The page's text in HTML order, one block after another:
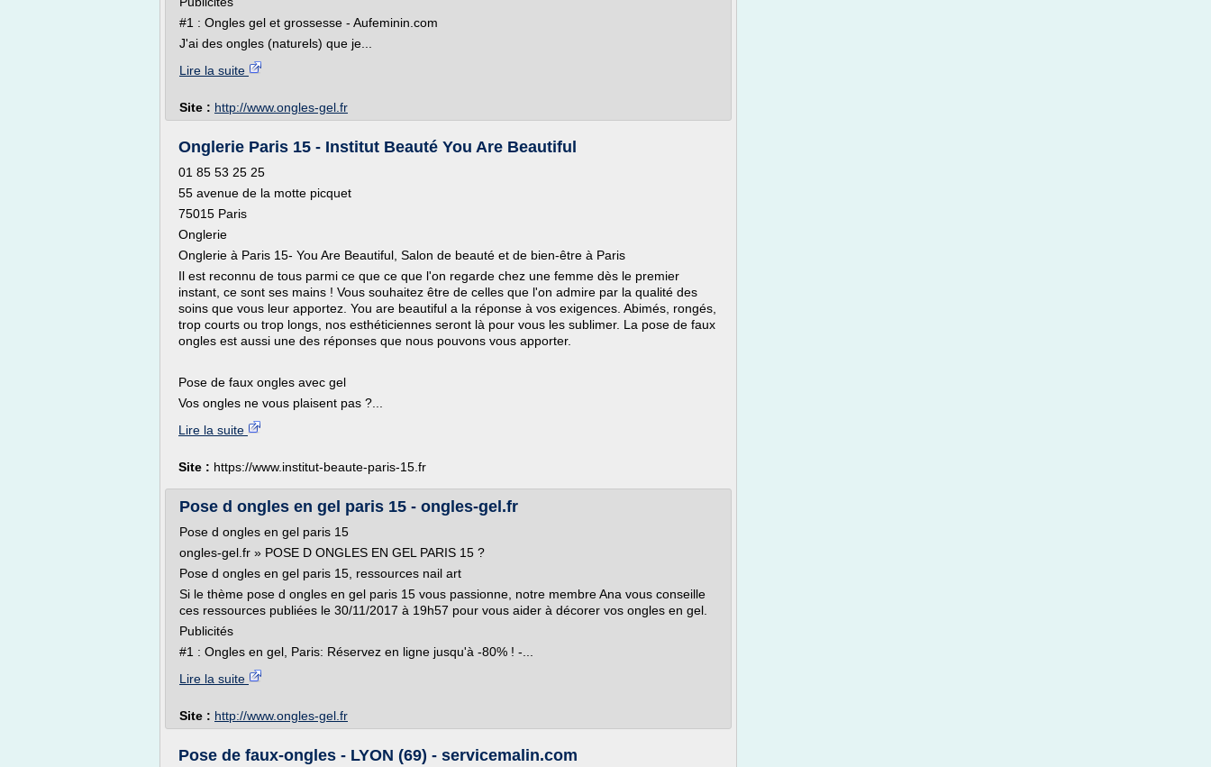
#1 : Ongles gel et grossesse - Aufeminin.com
J'ai des ongles (naturels) que je...
Lire la suite
Site : http://www.ongles-gel.fr
Onglerie Paris 15 - Institut Beauté You Are Beautiful
01 85 53 25 25
55 avenue de la motte picquet
75015 Paris
Onglerie
Onglerie à Paris 15- You Are Beautiful, Salon de beauté et de bien-être à Paris
Il est reconnu de tous parmi ce que ce que l'on regarde chez une femme dès le premier
instant, ce sont ses mains ! Vous souhaitez être de celles que l'on admire par la qualité des
soins que vous leur apportez. You are beautiful a la réponse à vos exigences. Abimés, rongés,
trop courts ou trop longs, nos esthéticiennes seront là pour vous les sublimer. La pose de faux
ongles est aussi une des réponses que nous pouvons vous apporter.
Pose de faux ongles avec gel
Vos ongles ne vous plaisent pas ?...
Lire la suite
Site : https://www.institut-beaute-paris-15.fr
Pose d ongles en gel paris 15 - ongles-gel.fr
Pose d ongles en gel paris 15
ongles-gel.fr » POSE D ONGLES EN GEL PARIS 15 ?
Pose d ongles en gel paris 15, ressources nail art
Si le thème pose d ongles en gel paris 15 vous passionne, notre membre Ana vous conseille
ces ressources publiées le 30/11/2017 à 19h57 pour vous aider à décorer vos ongles en gel.
Publicités
#1 : Ongles en gel, Paris: Réservez en ligne jusqu'à -80% ! -...
Lire la suite
Site : http://www.ongles-gel.fr
Pose de faux-ongles - LYON (69) - servicemalin.com